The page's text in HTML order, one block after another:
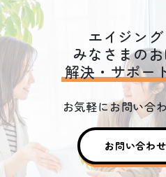
エイジン
みなさまの
解決・サポー
お気軽にお問い合
お問い合わ